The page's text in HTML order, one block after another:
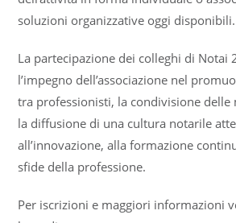
soluzioni organizzative oggi disponibili.
La partecipazione dei colleghi di Notai
l’impegno dell’associazione nel
tra professionisti, la condivisione
la diffusione di una cultura notarile
all’innovazione, alla formazione
sfide della professione.
Per iscrizioni e maggiori informazioni